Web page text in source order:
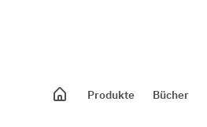
Produkte Bücher